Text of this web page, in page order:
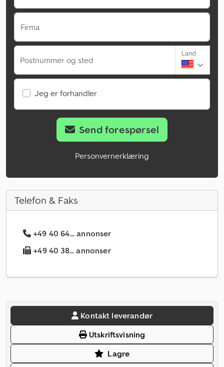
Firma
Postnummer og sted
Land
Jeg er forhandler
Send forespørsel
Personvernerklæring
Telefon & Faks
+49 40 64... annonser
+49 40 38... annonser
Kontakt leverandør
Utskriftsvisning
Lagre